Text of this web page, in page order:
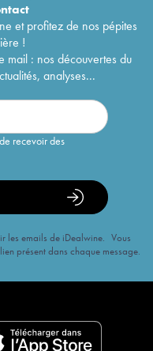
et profitez de nos pépites
!
mail : nos découvertes du
analyses...
recevoir des
les emails de iDealwine. Vous
présent dans chaque message.